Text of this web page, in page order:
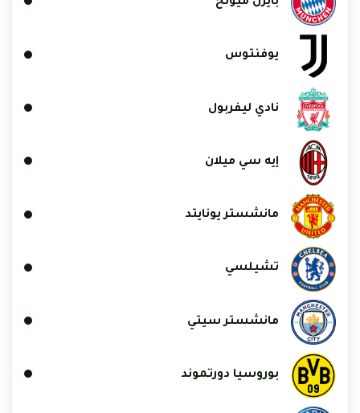
يوفنتوس
نادي ليفربول
إيه سي ميلان
مانشستر يونايتد
تشيلسي
مانشستر سيتي
بوروسيا دورتموند